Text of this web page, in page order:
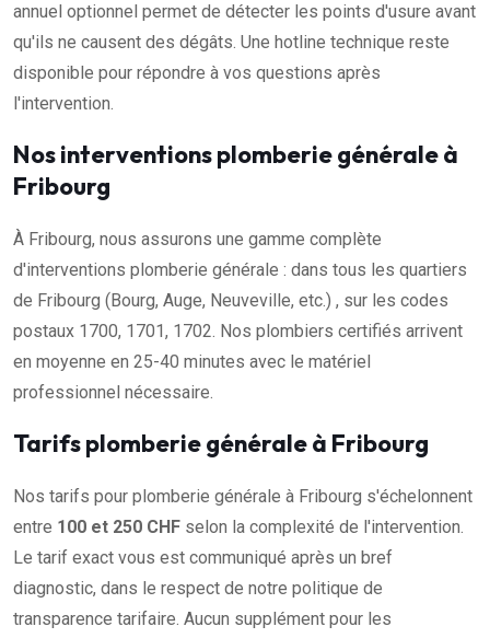
annuel optionnel permet de détecter les points d'usure avant
qu'ils ne causent des dégâts. Une hotline technique reste
disponible pour répondre à vos questions après
l'intervention.
Nos interventions plomberie générale à
Fribourg
À Fribourg, nous assurons une gamme complète
d'interventions plomberie générale : dans tous les quartiers
de Fribourg (Bourg, Auge, Neuveville, etc.) , sur les codes
postaux 1700, 1701, 1702. Nos plombiers certifiés arrivent
en moyenne en 25-40 minutes avec le matériel
professionnel nécessaire.
Tarifs plomberie générale à Fribourg
Nos tarifs pour plomberie générale à Fribourg s'échelonnent
entre 100 et 250 CHF selon la complexité de l'intervention.
Le tarif exact vous est communiqué après un bref
diagnostic, dans le respect de notre politique de
transparence tarifaire. Aucun supplément pour les